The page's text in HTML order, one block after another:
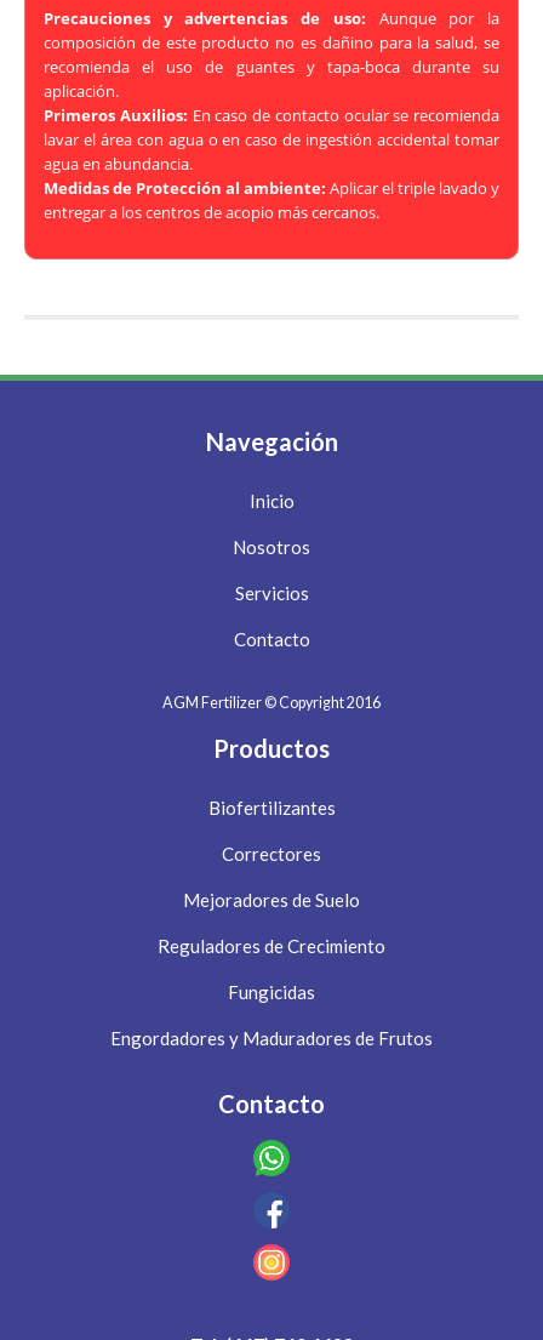
Precauciones y advertencias de uso: Aunque por la
composición de este producto no es dañino para la salud, se
recomienda el uso de guantes y tapa-boca durante su
aplicación.
Primeros Auxilios: En caso de contacto ocular se recomienda
lavar el área con agua o en caso de ingestión accidental tomar
agua en abundancia.
Medidas de Protección al ambiente: Aplicar el triple lavado y
entregar a los centros de acopio más cercanos.
Navegación
Inicio
Nosotros
Servicios
Contacto
AGM Fertilizer © Copyright 2016
Productos
Biofertilizantes
Correctores
Mejoradores de Suelo
Reguladores de Crecimiento
Fungicidas
Engordadores y Maduradores de Frutos
Contacto